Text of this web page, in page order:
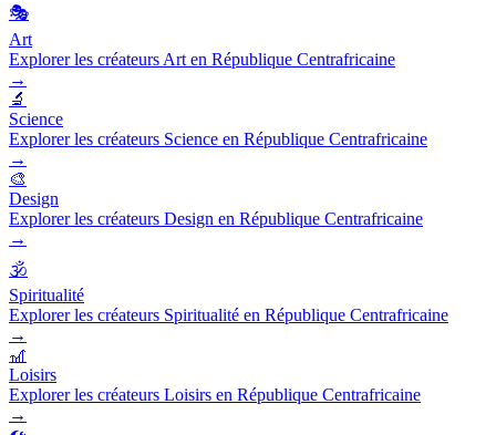
🎭
Art
Explorer les créateurs Art en République Centrafricaine
→
🔬
Science
Explorer les créateurs Science en République Centrafricaine
→
🎨
Design
Explorer les créateurs Design en République Centrafricaine
→
🕉️
Spiritualité
Explorer les créateurs Spiritualité en République Centrafricaine
→
🎢
Loisirs
Explorer les créateurs Loisirs en République Centrafricaine
→